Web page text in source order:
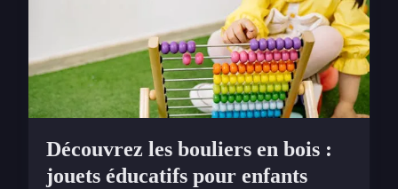
Découvrez les bouliers en bois :
jouets éducatifs pour enfants